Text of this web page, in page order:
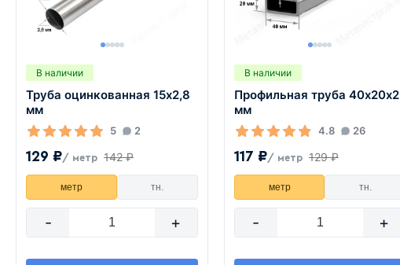
В наличии
Труба оцинкованная 15х2,8
мм
5 2
129 ₽/ метр 142 ₽
метр тн.
- +
В наличии
Профильная труба 40х20х2
мм
4.8 26
117 ₽/ метр 129 ₽
метр тн.
- +